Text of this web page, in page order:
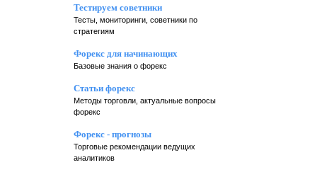
Тестируем советники
Тесты, мониторинги, советники по
стратегиям
Форекс для начинающих
Базовые знания о форекс
Статьи форекс
Методы торговли, актуальные вопросы
форекс
Форекс - прогнозы
Торговые рекомендации ведущих
аналитиков